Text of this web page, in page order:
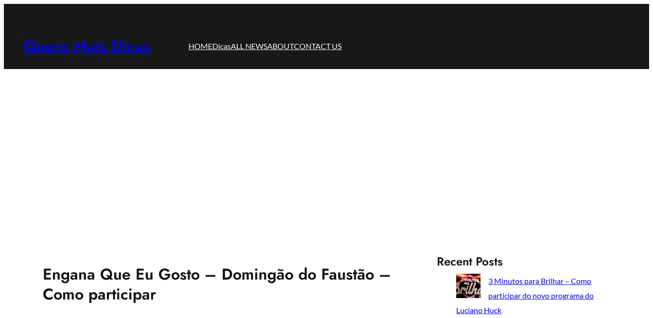
conteúdo
Quero Mais Dicas HOMEDicasALL NEWSABOUTCONTACT US
Engana Que Eu Gosto – Domingão do Faustão –
Como participar
Recent Posts
3 Minutos para Brilhar – Como
participar do novo programa do
Luciano Huck